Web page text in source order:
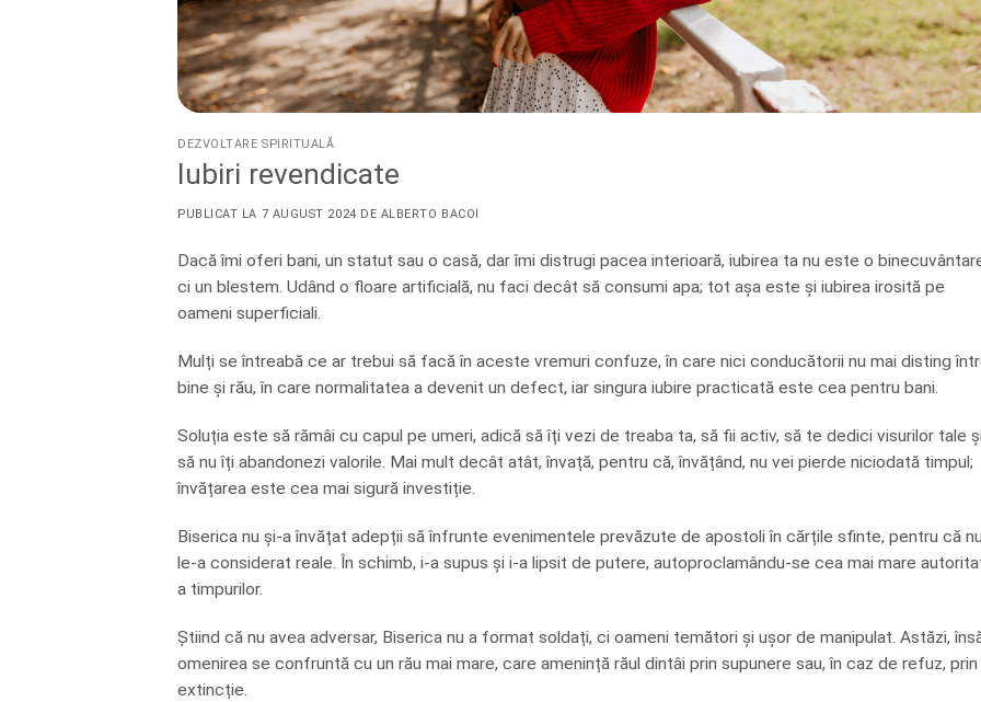
DEZVOLTARE SPIRITUALĂ
Iubiri revendicate
PUBLICAT LA 7 AUGUST 2024 DE ALBERTO BACOI
Dacă îmi oferi bani, un statut sau o casă, dar îmi distrugi pacea interioară, iubirea ta nu este o
ci un blestem. Udând o floare artificială, nu faci decât să consumi apa; tot așa este și iubirea irosită pe
oameni superficiali.
Mulți se întreabă ce ar trebui să facă în aceste vremuri confuze, în care nici conducătorii nu mai disting
bine și rău, în care normalitatea a devenit un defect, iar singura iubire practicată este cea pentru bani.
Soluția este să rămâi cu capul pe umeri, adică să îți vezi de treaba ta, să fii activ, să te dedici visurilor tale și
să nu îți abandonezi valorile. Mai mult decât atât, învață, pentru că, învățând, nu vei pierde niciodată timpul;
învățarea este cea mai sigură investiție.
Biserica nu și-a învățat adepții să înfrunte evenimentele prevăzute de apostoli în cărțile sfinte, pentru că nu
le-a considerat reale. În schimb, i-a supus și i-a lipsit de putere, autoproclamându-se cea mai mare
a timpurilor.
Știind că nu avea adversar, Biserica nu a format soldați, ci oameni temători și ușor de manipulat. Astăzi,
omenirea se confruntă cu un rău mai mare, care amenință răul dintâi prin supunere sau, în caz de refuz, prin
extincție.